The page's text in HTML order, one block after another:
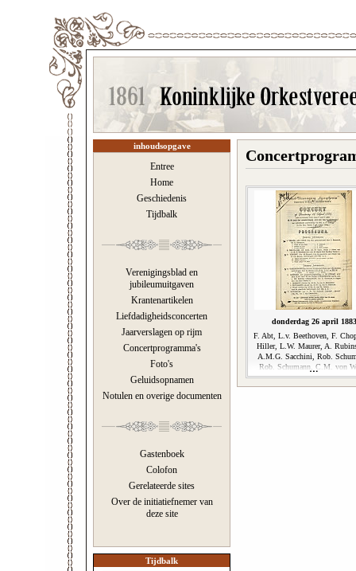
inhoudsopgave
Entree
Home
Geschiedenis
Tijdbalk
Verenigingsblad en
jubileumuitgaven
Krantenartikelen
Liefdadigheidsconcerten
Jaarverslagen op rijm
Concertprogramma's
Foto's
Geluidsopnamen
Notulen en overige documenten
Gastenboek
Colofon
Gerelateerde sites
Over de initiatiefnemer van
deze site
Tijdbalk
donderdag 26 april 1883
F. Abt, L.v. Beethoven, F.
Hiller, L.W. Maurer, A.
A.M.G. Sacchini, Rob.
Rob. Schumann, C.M. von